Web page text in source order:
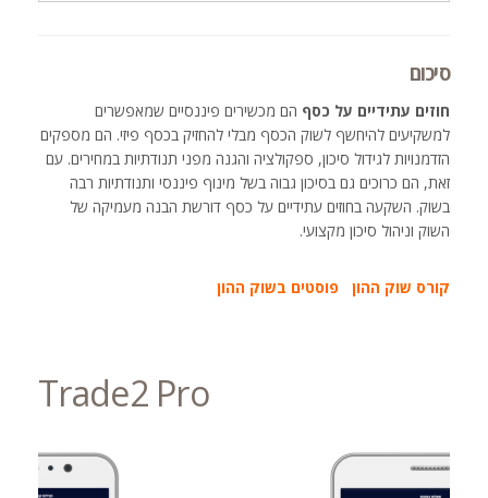
סיכום
חוזים עתידיים על כסף הם מכשירים פיננסיים שמאפשרים
למשקיעים להיחשף לשוק הכסף מבלי להחזיק בכסף פיזי. הם מספקים
הזדמנויות לגידול סיכון, ספקולציה והגנה מפני תנודתיות במחירים. עם
זאת, הם כרוכים גם בסיכון גבוה בשל מינוף פיננסי ותנודתיות רבה
בשוק. השקעה בחוזים עתידיים על כסף דורשת הבנה מעמיקה של
השוק וניהול סיכון מקצועי.
קורס שוק ההון פוסטים בשוק ההון
Trade2 Pro